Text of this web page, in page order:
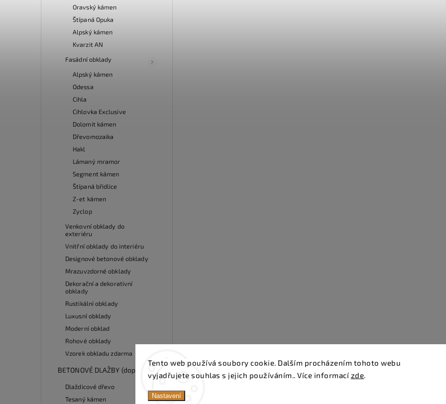
Tento web používá soubory cookie. Dalším procházením tohoto webu
vyjadřujete souhlas s jejich používáním.. Více informací zde.
Nastavení
Oravský kámen
Štípaná Opuka
Alpský kámen
Kvarzit AN
Fasádní obklady
Alpský kámen
Odessa
Cihla
Cihlovka Exclusive
Dolomit kámen
Dřevomozaika
Hakl
Lámaný mramor
Segment kámen
Štípaná břidlice
Z-et kámen
Zyclop
Venkovní obklady do
exteriéru
Vnitřní obklady do interiéru
Designové betonové obklady
Mrazuvzdorné obklady
Dekorační a dekorativní
obklady
Rustikální obklady
Luxusní obklady
Moderní obklad
Rohové obklady
Vzorek obkladu zdarma
BETONOVÉ DLAŽBY (doprodej)
Dlaždicové dřevo
Tesaný kámen